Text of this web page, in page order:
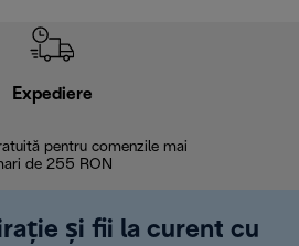
Expediere
pentru comenzile mai
de 255 RON
și fii la curent cu